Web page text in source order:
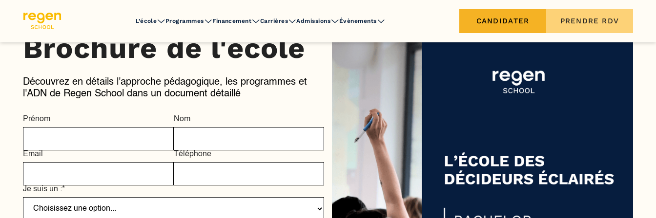
L’école Programmes Financement Carrières Admissions Évènements CANDIDATER PRENDRE RDV
Brochure de l'école
Découvrez en détails l'approche pédagogique, les programmes et
l'ADN de Regen School dans un document détaillé
Prénom Nom
Email Téléphone
Je suis un :*